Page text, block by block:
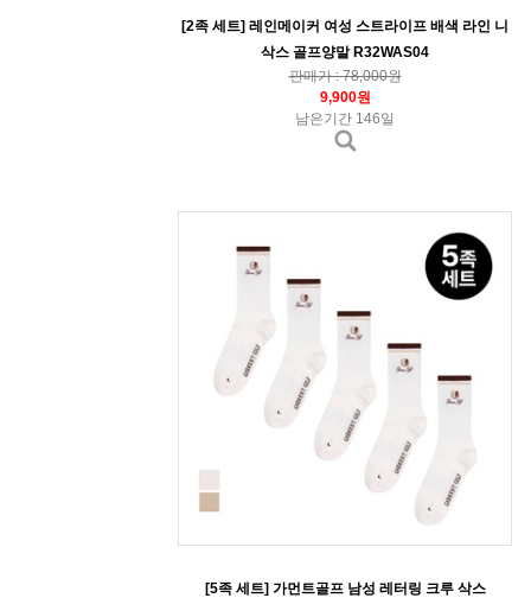
[2족 세트] 레인메이커 여성 스트라이프 배색 라인 니
삭스 골프양말 R32WAS04
판매가 : 78,000원
9,900원
남은기간 146일
[5족 세트] 가먼트골프 남성 레터링 크루 삭스